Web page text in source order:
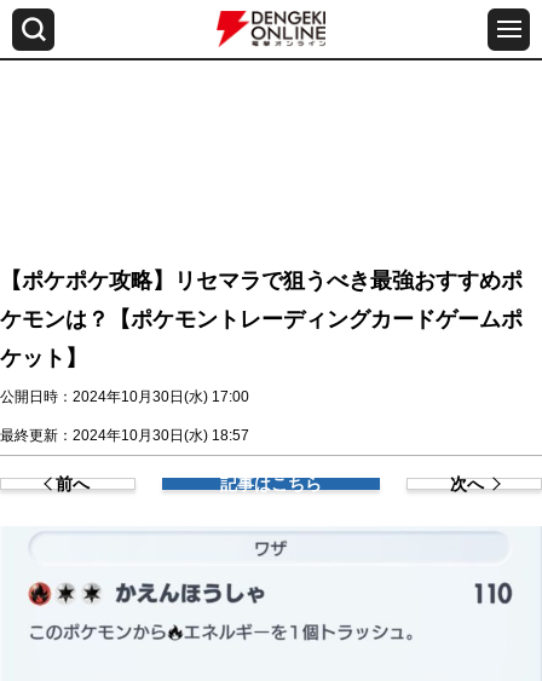
【ポケポケ攻略】リセマラで狙うべき最強おすすめポ
ケモンは？【ポケモントレーディングカードゲームポ
ケット】
公開日時：2024年10月30日(水) 17:00
最終更新：2024年10月30日(水) 18:57
前へ 記事はこちら 次へ